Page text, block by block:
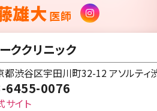
雄大医師
ククリニック
都渋谷区宇田川町32-12 アソルティ
6455-0076
サイト